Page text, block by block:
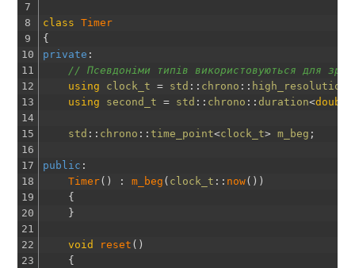
7
8
9
10
11
12
13
14
15
16
17
18
19
20
21
22
23
class
Timer
{
private :
// Псевдоніми типів використовуються для
using
clock_t = std :: chrono ::
using
second_t = std :: chrono ::duration<double
std :: chrono ::time_point<clock_t> m_beg ;
public :
Timer( ) : m_beg ( clock_t :: now( ) )
{
}
void reset ( )
{